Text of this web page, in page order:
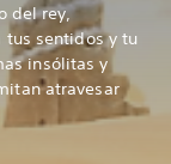
del rey,
tus sentidos y tu
insólitas y
atravesar